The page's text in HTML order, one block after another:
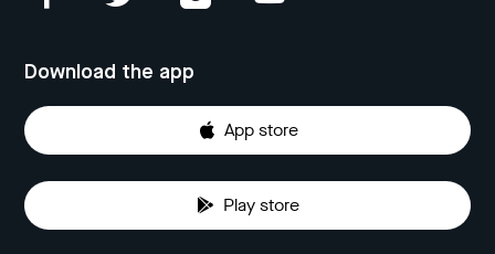
Download the app
App store
Play store